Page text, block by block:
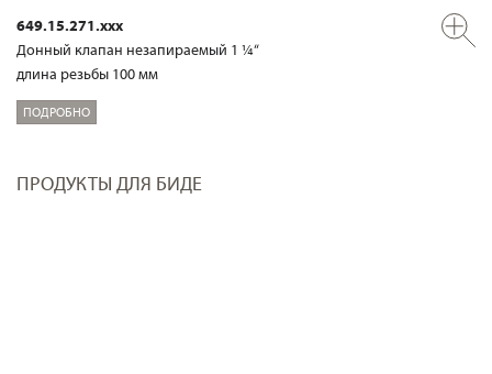
649.15.271.xxx
Донный клапан незапираемый 1 ¼“
длина резьбы 100 мм
ПОДРОБНО
ПРОДУКТЫ ДЛЯ БИДЕ